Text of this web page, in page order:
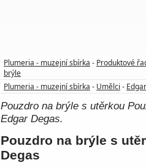
Plumeria - muzejní sbírka - Produktové
brýle
Plumeria - muzejní sbírka - Umělci -
Pouzdro na brýle s utěrkou
Edgar Degas.
Pouzdro na brýle s
Degas